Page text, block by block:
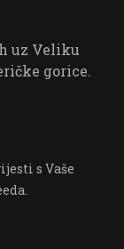
uz Veliku
gorice.
s Vaše